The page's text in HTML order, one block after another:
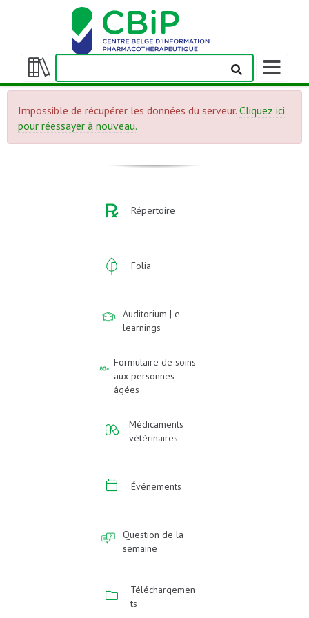
Afficher/masquer
table
des
Afficher/
la
barre
navigation
Impossible de récupérer les données du serveur. Cliquez ici
pour réessayer à nouveau.
Répertoire
Folia
Auditorium | e-
learnings
Formulaire de soins
aux personnes
âgées
Médicaments
vétérinaires
Événements
Question de la
semaine
Téléchargemen
ts